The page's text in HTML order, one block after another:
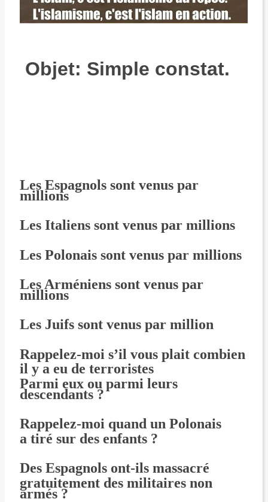
Objet: Simple constat.
Les Espagnols sont venus par
millions
Les Italiens sont venus par millions
Les Polonais sont venus par millions
Les Arméniens sont venus par
millions
Les Juifs sont venus par million
Rappelez-moi s’il vous plait combien
il y a eu de terroristes
Parmi eux ou parmi leurs
descendants ?
Rappelez-moi quand un Polonais
a tiré sur des enfants ?
Des Espagnols ont-ils massacré
gratuitement des militaires non
armés ?